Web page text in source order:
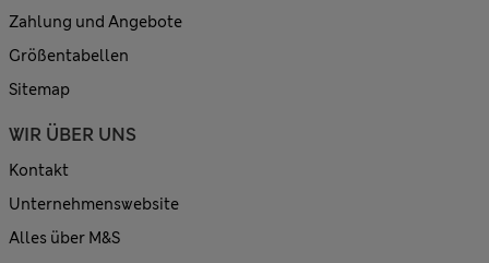
Zahlung und Angebote
Größentabellen
Sitemap
WIR ÜBER UNS
Kontakt
Unternehmenswebsite
Alles über M&S